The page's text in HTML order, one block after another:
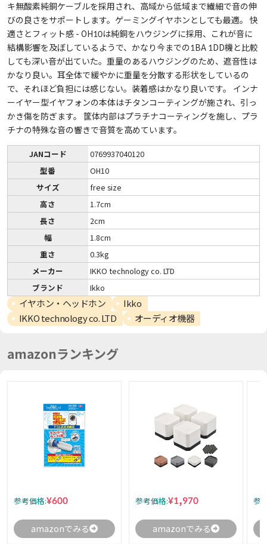
キ無酸素純銅ケーブルを採用され、高域から低域まで繊細で音の伸
びの良さをサポートします。ゲーミングイヤホンとしても最適。 快
適さとフィット感 - OH10は純銅をハウジングに採用、これが音に
結構影響を及ぼしているようで、かなり今までの1BA 1DD機と比較
しても深い音が出ていた。重量のあるハウジングのため、遮音性は
かなり良い。耳全体で緩やかに重量を分散する形状をしているの
で、それほど負担には感じない。装着感はかなり良いです。 インナ
ーイヤー型イヤフォンの本体はチタンコーティングが施され、引っ
かき傷を防ぎます。 筐体内部はプラチナコーティングを施し、プラ
チナの特殊な音の響きで音質を高めています。
JANコード
0769937040120
型番
OH10
サイズ
free size
高さ
1.7cm
長さ
2cm
幅
1.8cm
重さ
0.3kg
メーカー
IKKO technology co. LTD
ブランド
Ikko
イヤホン・ヘッドホン
Ikko
IKKO technology co. LTD
オーディオ機器
amazonランキング
参考価格:¥600
amazonでみる
参考価格:¥1,970
amazonでみる
参